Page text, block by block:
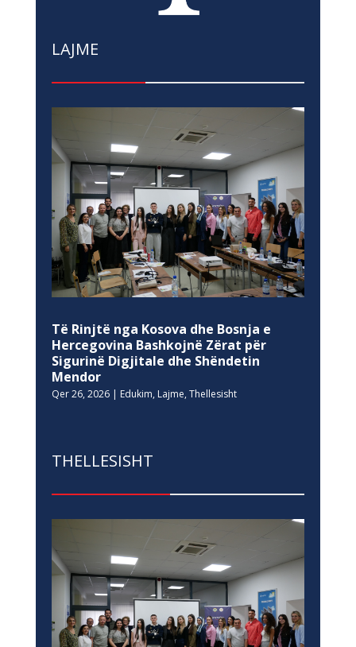
LAJME
Të Rinjtë nga Kosova dhe Bosnja e
Hercegovina Bashkojnë Zërat për
Sigurinë Digjitale dhe Shëndetin
Mendor
Qer 26, 2026| Edukim, Lajme, Thellesisht
THELLESISHT